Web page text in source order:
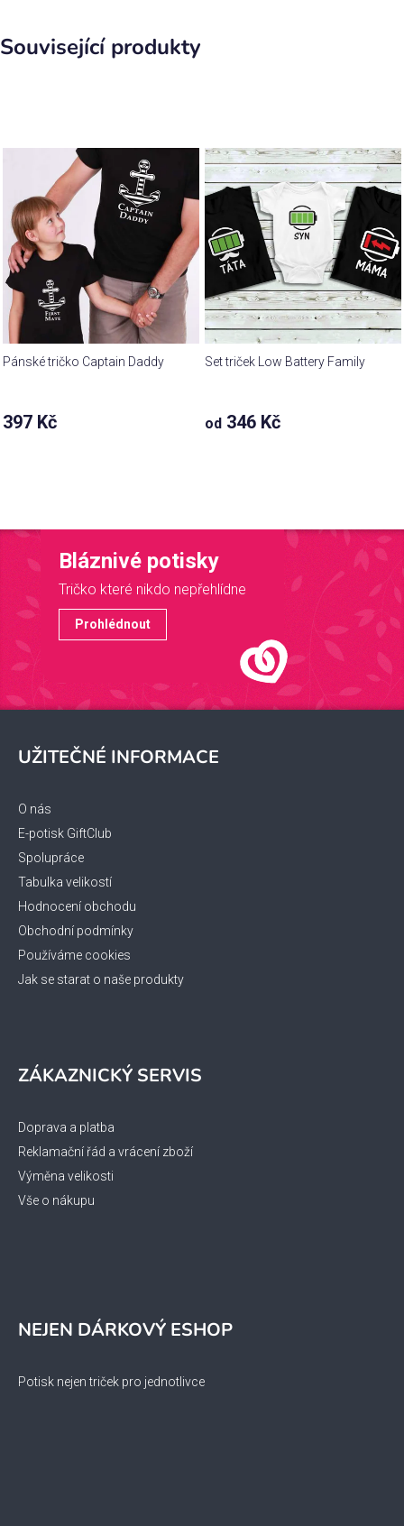
Související produkty
Pánské tričko Captain Daddy
397 Kč
Set triček Low Battery Family
od 346 Kč
Bláznivé potisky
Tričko které nikdo nepřehlídne
Prohlédnout
UŽITEČNÉ INFORMACE
O nás
E-potisk GiftClub
Spolupráce
Tabulka velikostí
Hodnocení obchodu
Obchodní podmínky
Používáme cookies
Jak se starat o naše produkty
ZÁKAZNICKÝ SERVIS
Doprava a platba
Reklamační řád a vrácení zboží
Výměna velikosti
Vše o nákupu
NEJEN DÁRKOVÝ ESHOP
Potisk nejen triček pro jednotlivce